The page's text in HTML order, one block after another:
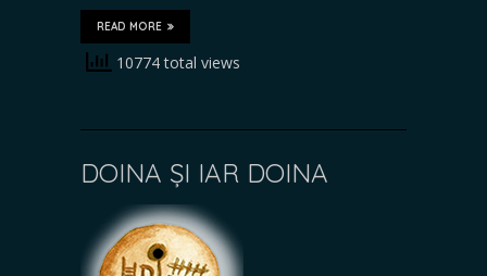
READ MORE
10774 total views
DOINA ȘI IAR DOINA